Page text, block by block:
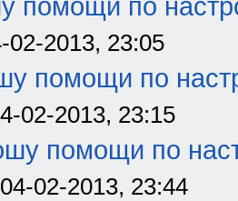
помощи по
02-2013, 23:05
помощи по
02-2013, 23:15
помощи по
02-2013, 23:44